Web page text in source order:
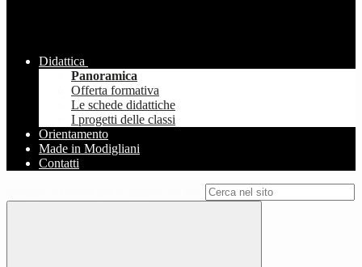
Didattica
Panoramica
Offerta formativa
Le schede didattiche
I progetti delle classi
Orientamento
Made in Modigliani
Contatti